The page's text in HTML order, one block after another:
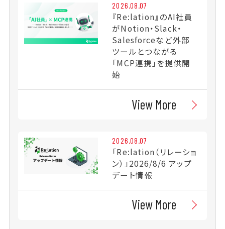
2026.08.07
『Re:lation』のAI社員
がNotion・Slack・
Salesforceなど外部
ツールとつながる
「MCP連携」を提供開
始
View More
2026.08.07
「Re:lation（リレーショ
ン）」2026/8/6 アップ
デート情報
View More